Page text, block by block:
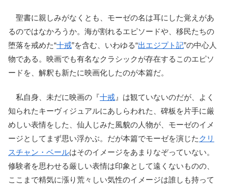
聖書に親しみがなくとも、モーゼの名は耳にした覚えがあ
るのではなかろうか。海が割れるエピソードや、移民たちの
堕落を戒めた“十戒”を含む、いわゆる“出エジプト記”の中心人
物である。映画でも有名なクラシックが存在するこのエピソ
ードを、解釈も新たに映画化したのが本篇だ。
私自身、未だに映画の『十戒 』は観ていないのだが、よく
知られたキーヴィジュアルにあしらわれた、碑板を片手に厳
めしい表情をした、仙人じみた風貌の人物が、モーゼのイメ
ージとしてまず思い浮かぶ。だが本篇でモーゼを演じた クリ
スチャン・ベールはそのイメージをあまりなぞっていない。
修験者を思わせる厳しい表情は印象として遠くないものの、
ここまで精気に漲り荒々しい気性のイメージは誰しも持って